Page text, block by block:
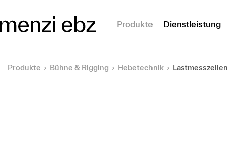
Produkte
Dienstleistung
Produkte Bühne & Rigging Hebetechnik Lastmesszellen